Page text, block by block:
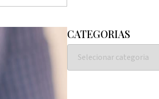
CATEGORIAS